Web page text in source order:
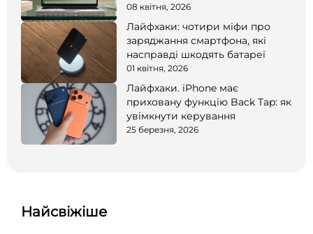
08 квітня, 2026
Лайфхаки: чотири міфи про
заряджання смартфона, які
насправді шкодять батареї
01 квітня, 2026
Лайфхаки. iPhone має
приховану функцію Back Tap: як
увімкнути керування
25 березня, 2026
Найсвіжіше